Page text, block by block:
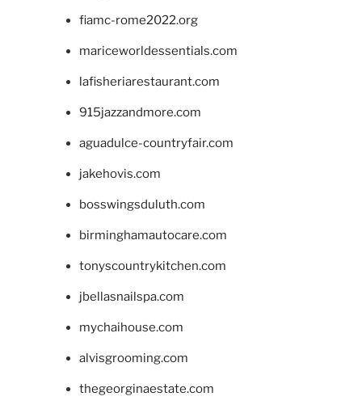
fiamc-rome2022.org
mariceworldessentials.com
lafisheriarestaurant.com
915jazzandmore.com
aguadulce-countryfair.com
jakehovis.com
bosswingsduluth.com
birminghamautocare.com
tonyscountrykitchen.com
jbellasnailspa.com
mychaihouse.com
alvisgrooming.com
thegeorginaestate.com